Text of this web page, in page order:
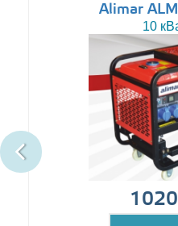
Alimar
10